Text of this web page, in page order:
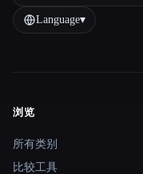
Language▾
Site navigation
浏览
所有类别
比较工具